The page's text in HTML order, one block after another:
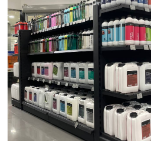
- Высокая грузоподъемность, что позволяет хранить
тяжелую продукцию без риска повреждений.
- Эффективное использование стенового
пространства, освобождая центральные проходы для
покупателей.
- Долговечность и надежность конструкции, что
гарантирует стабильную работу в течение длительного
времени.